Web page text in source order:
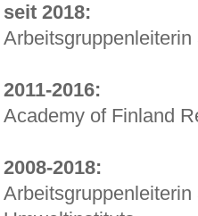
seit 2018:
2011-2016:
Academy of Finland
2008-2018: